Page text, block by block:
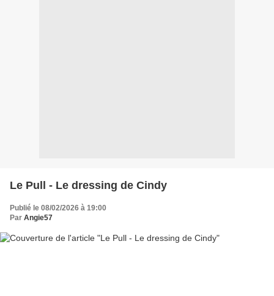
Le Pull - Le dressing de Cindy
Publié le 08/02/2026 à 19:00
Par Angie57